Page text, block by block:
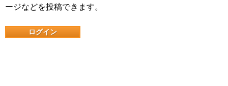
ージなどを投稿できます。
ログイン